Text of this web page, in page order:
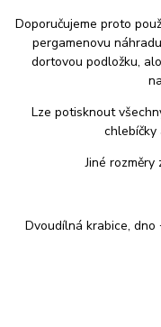
Doporučujeme proto
pergamenovu
dortovou podložku,
Lze potisknout
chlebíčky
Jiné
Dvoudílná krabice,